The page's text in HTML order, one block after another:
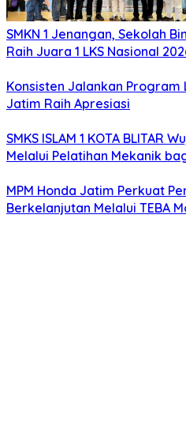
SMKN 1 Jenangan, Sekolah
Raih Juara 1 LKS Nasional
Konsisten Jalankan Program
Jatim Raih Apresiasi
SMKS ISLAM 1 KOTA BLITAR
Melalui Pelatihan Mekanik
MPM Honda Jatim Perkuat
Berkelanjutan Melalui TEBA